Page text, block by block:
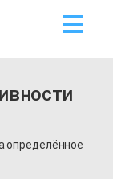
определённое